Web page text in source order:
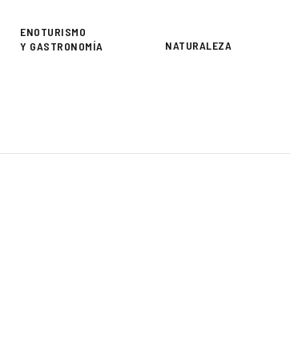
ENOTURISMO
Y GASTRONOMÍA
NATURALEZA